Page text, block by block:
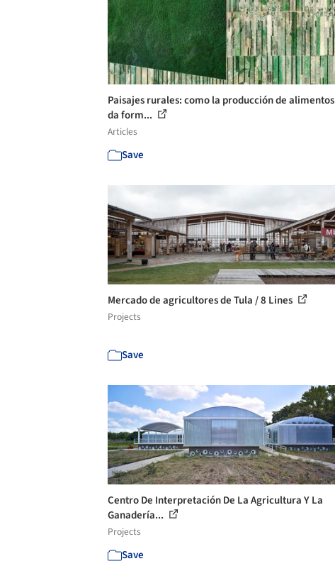
Paisajes rurales: como la producción de alimentos
da form...
Articles
Save
Mercado de agricultores de Tula / 8 Lines
Projects
Save
Centro De Interpretación De La Agricultura Y La
Ganadería...
Projects
Save